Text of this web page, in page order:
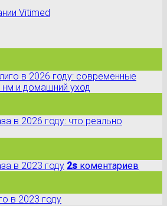
Vitimed
в 2026 году: современные
и домашний уход
в 2026 году: что реально
в 2023 году 2s коментариев
в 2023 году